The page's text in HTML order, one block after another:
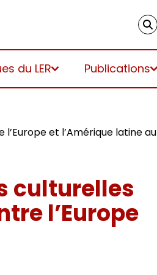
du LER Publications
et l’Amérique latine au
culturelles
l’Europe